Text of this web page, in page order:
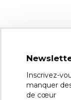
Inscrivez-
manquer
de cœur